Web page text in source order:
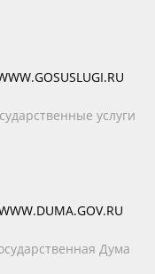
услуги
Дума